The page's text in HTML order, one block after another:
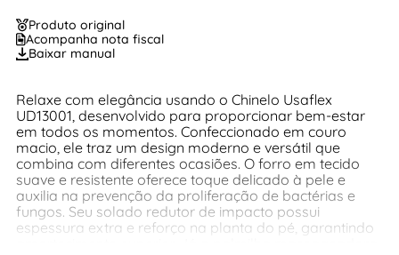
Produto original
Acompanha nota fiscal
Baixar manual
Relaxe com elegância usando o Chinelo Usaflex
UD13001, desenvolvido para proporcionar bem-estar
em todos os momentos. Confeccionado em couro
macio, ele traz um design moderno e versátil que
combina com diferentes ocasiões. O forro em tecido
suave e resistente oferece toque delicado à pele e
auxilia na prevenção da proliferação de bactérias e
fungos. Seu solado redutor de impacto possui
espessura extra e reforço na planta do pé, garantindo